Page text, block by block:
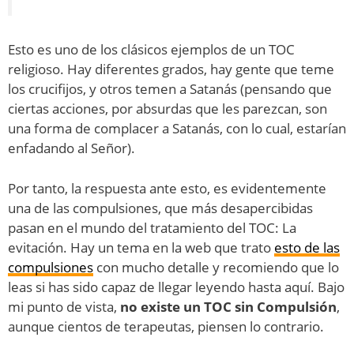
Esto es uno de los clásicos ejemplos de un TOC
religioso. Hay diferentes grados, hay gente que teme
los crucifijos, y otros temen a Satanás (pensando que
ciertas acciones, por absurdas que les parezcan, son
una forma de complacer a Satanás, con lo cual, estarían
enfadando al Señor).
Por tanto, la respuesta ante esto, es evidentemente
una de las compulsiones, que más desapercibidas
pasan en el mundo del tratamiento del TOC: La
evitación. Hay un tema en la web que trato esto de las
compulsiones con mucho detalle y recomiendo que lo
leas si has sido capaz de llegar leyendo hasta aquí. Bajo
mi punto de vista, no existe un TOC sin Compulsión,
aunque cientos de terapeutas, piensen lo contrario.